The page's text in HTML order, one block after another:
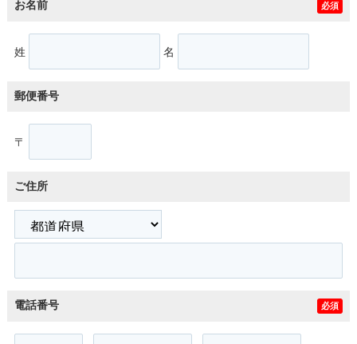
お名前 必須
姓 名
郵便番号
〒
ご住所
電話番号 必須